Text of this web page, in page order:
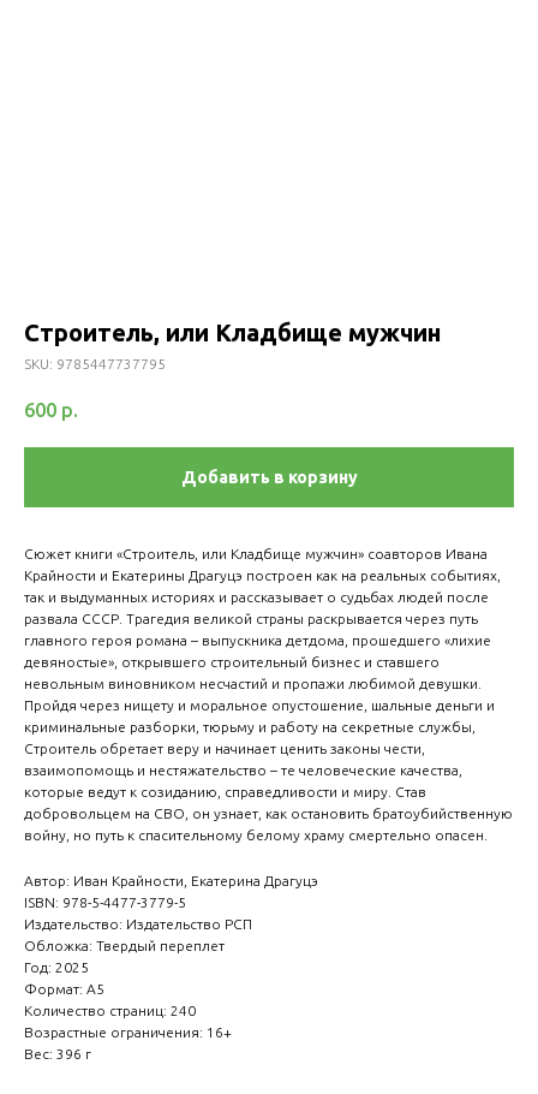
Строитель, или Кладбище мужчин
SKU: 9785447737795
600 р.
Добавить в корзину
Сюжет книги «Строитель, или Кладбище мужчин» соавторов Ивана
Крайности и Екатерины Драгуцэ построен как на реальных событиях,
так и выдуманных историях и рассказывает о судьбах людей после
развала СССР. Трагедия великой страны раскрывается через путь
главного героя романа – выпускника детдома, прошедшего «лихие
девяностые», открывшего строительный бизнес и ставшего
невольным виновником несчастий и пропажи любимой девушки.
Пройдя через нищету и моральное опустошение, шальные деньги и
криминальные разборки, тюрьму и работу на секретные службы,
Строитель обретает веру и начинает ценить законы чести,
взаимопомощь и нестяжательство – те человеческие качества,
которые ведут к созиданию, справедливости и миру. Став
добровольцем на СВО, он узнает, как остановить братоубийственную
войну, но путь к спасительному белому храму смертельно опасен.
Автор: Иван Крайности, Екатерина Драгуцэ
ISBN: 978-5-4477-3779-5
Издательство: Издательство РСП
Обложка: Твердый переплет
Год: 2025
Формат: А5
Количество страниц: 240
Возрастные ограничения: 16+
Вес: 396 г